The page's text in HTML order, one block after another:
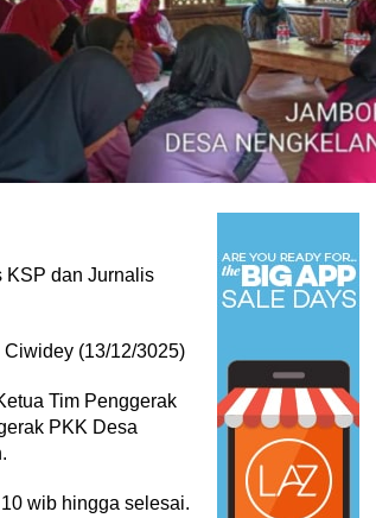
KSP dan Jurnalis
(13/12/3025)
Tim Penggerak
PKK Desa
wib hingga selesai.